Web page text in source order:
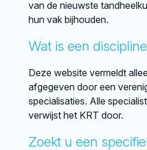
van de nieuwste
hun vak bijhouden.
Wat is een
Deze website vermeldt
afgegeven door een
specialisaties. Alle
verwijst het KRT door.
Zoekt u een